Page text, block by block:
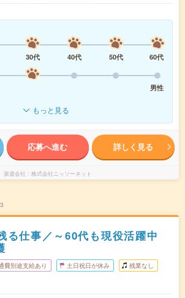
30代 40代 50代
60代
男性
もっと見る
応募へ進む 詳しく見る
派遣会社 株式会社ニッソーネット
る仕事／～60代も現役活躍中
費別途支給あり 土日祝日が休み 残業なし